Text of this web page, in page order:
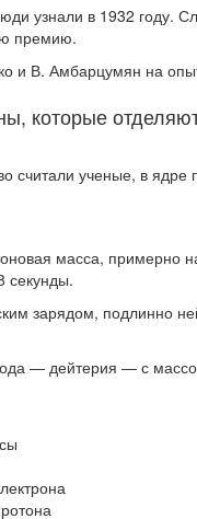
узнали в 1932 году.
премию.
и В. Амбарцумян на
которые
считали ученые, в
масса, примерно
секунды.
зарядом, подлинно
— дейтерия — с